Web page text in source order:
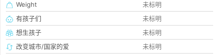
Weight
未标明
有孩子们
未标明
想生孩子
未标明
改变城市/国家的爱
未标明